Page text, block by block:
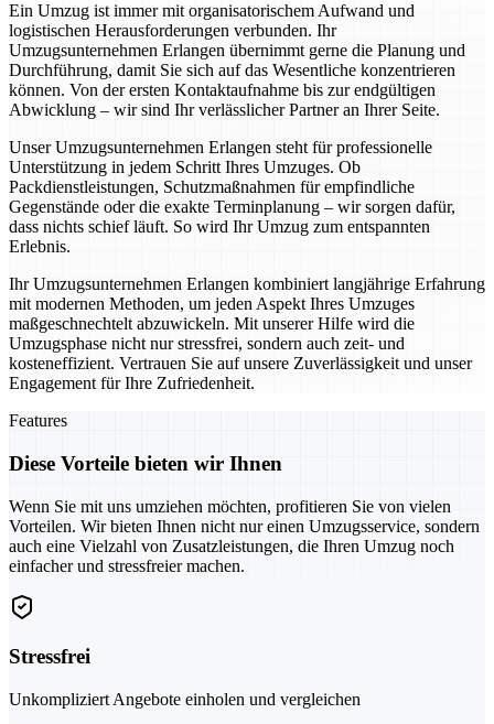
Ein Umzug ist immer mit organisatorischem Aufwand und
logistischen Herausforderungen verbunden. Ihr
Umzugsunternehmen Erlangen übernimmt gerne die Planung und
Durchführung, damit Sie sich auf das Wesentliche konzentrieren
können. Von der ersten Kontaktaufnahme bis zur endgültigen
Abwicklung – wir sind Ihr verlässlicher Partner an Ihrer Seite.
Unser Umzugsunternehmen Erlangen steht für professionelle
Unterstützung in jedem Schritt Ihres Umzuges. Ob
Packdienstleistungen, Schutzmaßnahmen für empfindliche
Gegenstände oder die exakte Terminplanung – wir sorgen dafür,
dass nichts schief läuft. So wird Ihr Umzug zum entspannten
Erlebnis.
Ihr Umzugsunternehmen Erlangen kombiniert langjährige Erfahrung
mit modernen Methoden, um jeden Aspekt Ihres Umzuges
maßgeschnechtelt abzuwickeln. Mit unserer Hilfe wird die
Umzugsphase nicht nur stressfrei, sondern auch zeit- und
kosteneffizient. Vertrauen Sie auf unsere Zuverlässigkeit und unser
Engagement für Ihre Zufriedenheit.
Features
Diese Vorteile bieten wir Ihnen
Wenn Sie mit uns umziehen möchten, profitieren Sie von vielen
Vorteilen. Wir bieten Ihnen nicht nur einen Umzugsservice, sondern
auch eine Vielzahl von Zusatzleistungen, die Ihren Umzug noch
einfacher und stressfreier machen.
Stressfrei
Unkompliziert Angebote einholen und vergleichen